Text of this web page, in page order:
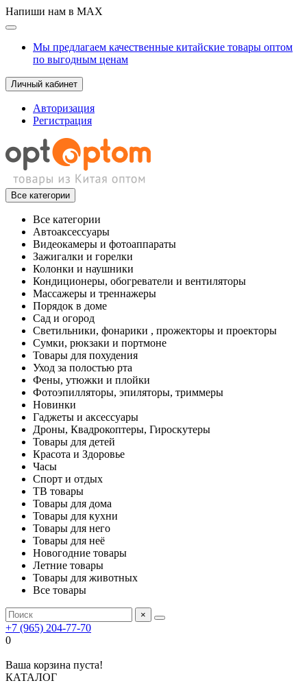
Напиши нам в MAX
Мы предлагаем качественные китайские товары оптом
по выгодным ценам
Личный кабинет
Авторизация
Регистрация
Все категории
Все категории
Автоаксессуары
Видеокамеры и фотоаппараты
Зажигалки и горелки
Колонки и наушники
Кондиционеры, обогреватели и вентиляторы
Массажеры и треннажеры
Порядок в доме
Сад и огород
Светильники, фонарики , прожекторы и проекторы
Сумки, рюкзаки и портмоне
Товары для похудения
Уход за полостью рта
Фены, утюжки и плойки
Фотоэпилляторы, эпиляторы, триммеры
Новинки
Гаджеты и аксессуары
Дроны, Квадрокоптеры, Гироскутеры
Товары для детей
Красота и Здоровье
Часы
Спорт и отдых
ТВ товары
Товары для дома
Товары для кухни
Товары для него
Товары для неё
Новогодние товары
Летние товары
Товары для животных
Все товары
×
+7 (965) 204-77-70
0
Ваша корзина пуста!
КАТАЛОГ